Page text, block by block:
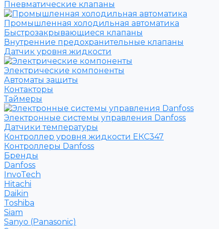
Пневматические клапаны
Промышленная холодильная автоматика
Быстрозакрывающиеся клапаны
Внутренние предохранительные клапаны
Датчик уровня жидкости
Электрические компоненты
Автоматы защиты
Контакторы
Таймеры
Электронные системы управления Danfoss
Датчики температуры
Контроллер уровня жидкости ЕКС347
Контроллеры Danfoss
Бренды
Danfoss
InvoTech
Hitachi
Daikin
Toshiba
Siam
Sanyo (Panasonic)